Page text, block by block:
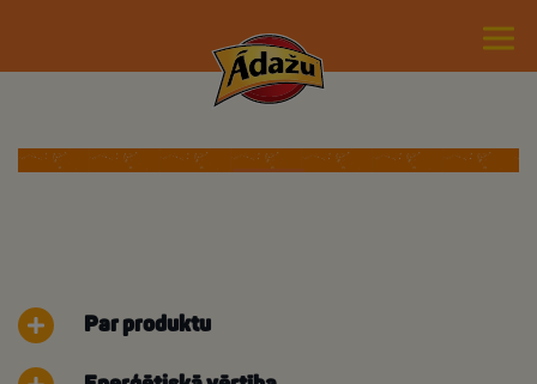
Par produktu